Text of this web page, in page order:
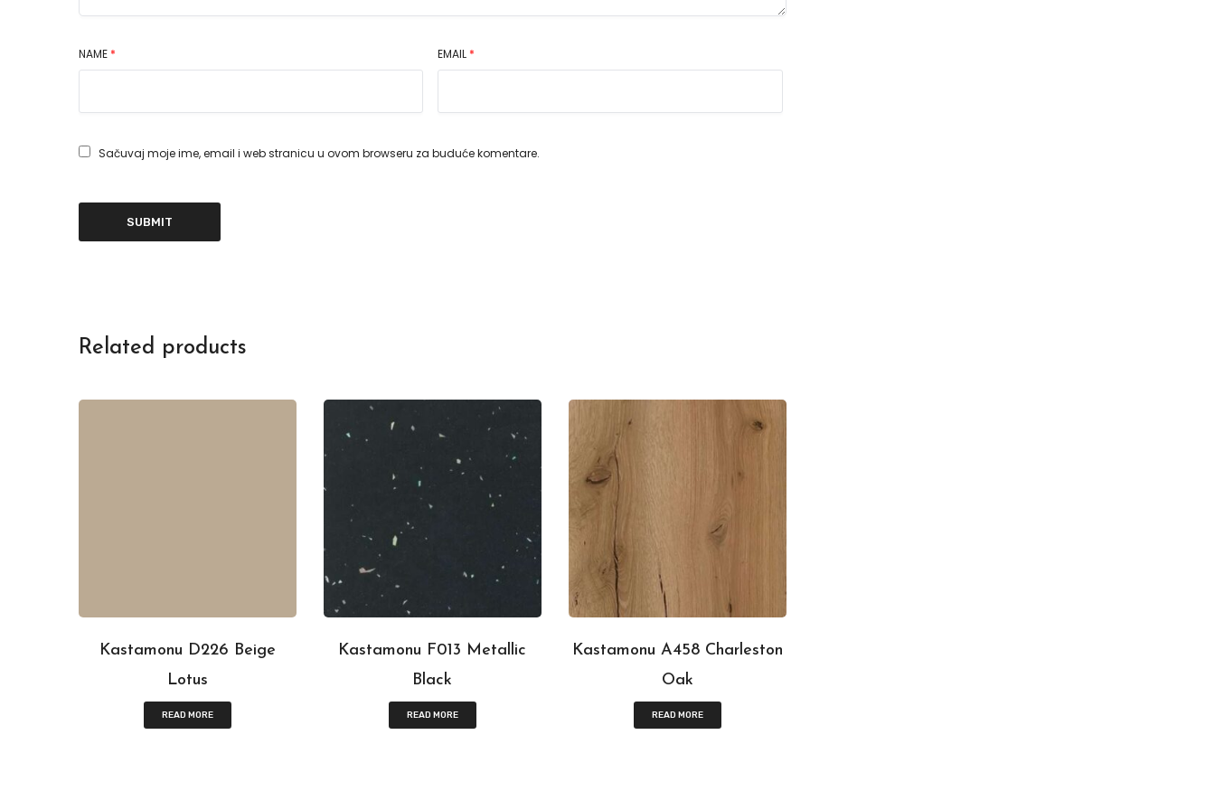
NAME * EMAIL *
Sačuvaj moje ime, email i web stranicu u ovom browseru za buduće komentare.
Related products
Kastamonu D226 Beige
Lotus
READ MORE
Kastamonu F013 Metallic
Black
READ MORE
Kastamonu A458 Charleston
Oak
READ MORE